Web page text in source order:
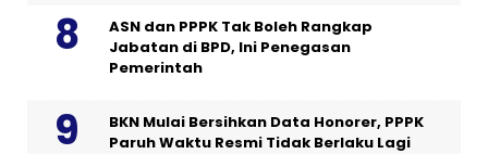
ASN dan PPPK Tak Boleh Rangkap
Jabatan di BPD, Ini Penegasan
Pemerintah
BKN Mulai Bersihkan Data Honorer, PPPK
Paruh Waktu Resmi Tidak Berlaku Lagi